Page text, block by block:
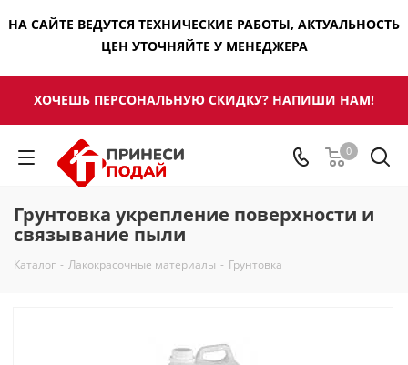
НА САЙТЕ ВЕДУТСЯ ТЕХНИЧЕСКИЕ РАБОТЫ, АКТУАЛЬНОСТЬ
ЦЕН УТОЧНЯЙТЕ У МЕНЕДЖЕРА
ХОЧЕШЬ ПЕРСОНАЛЬНУЮ СКИДКУ? НАПИШИ НАМ!
0
Грунтовка укрепление поверхности и
связывание пыли
Каталог - Лакокрасочные материалы - Грунтовка